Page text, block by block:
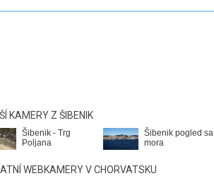
KAMERY Z ŠIBENIK
Šibenik - Trg
Poljana
Šibenik pogled sa
mora
WEBKAMERY V CHORVATSKU